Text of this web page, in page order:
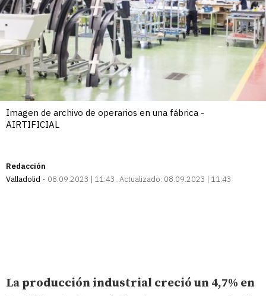
Imagen de archivo de operarios en una fábrica -
AIRTIFICIAL
Redacción
Valladolid
08.09.2023 | 11:43 Actualizado: 08.09.2023 | 11:43
La producción industrial creció un 4,7% en